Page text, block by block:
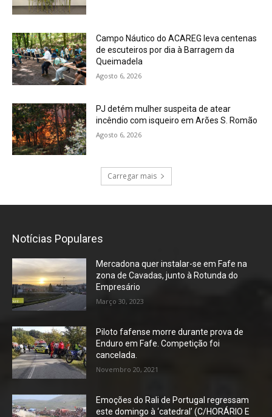
Campo Náutico do ACAREG leva centenas
de escuteiros por dia à Barragem da
Queimadela
Agosto 6, 2026
PJ detém mulher suspeita de atear
incêndio com isqueiro em Arões S. Romão
Agosto 6, 2026
Carregar mais
Notícias Populares
Mercadona quer instalar-se em Fafe na
zona de Cavadas, junto à Rotunda do
Empresário
Março 30, 2023
Piloto fafense morre durante prova de
Enduro em Fafe. Competição foi
cancelada.
Novembro 20, 2021
Emoções do Rali de Portugal regressam
este domingo à ‘catedral’ (C/HORÁRIO E